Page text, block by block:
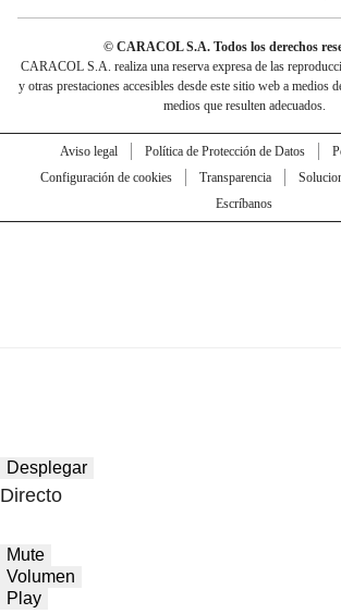
© CARACOL S.A. Todos los derechos
CARACOL S.A. realiza una reserva expresa de las
y otras prestaciones accesibles desde este sitio web a medios
medios que resulten adecuados.
Aviso legal Política de Protección de Datos
Configuración de cookies
Transparencia
Escríbanos
Desplegar
Directo
Mute
Volumen
Play